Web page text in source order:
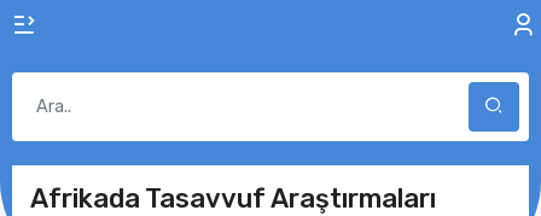
Afrikada Tasavvuf Araştırmaları